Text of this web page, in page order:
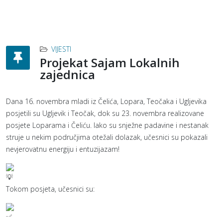
VIJESTI
Projekat Sajam Lokalnih
zajednica
Dana 16. novembra mladi iz Čelića, Lopara, Teočaka i Ugljevika
posjetili su Ugljevik i Teočak, dok su 23. novembra realizovane
posjete Loparama i Čeliću. Iako su snježne padavine i nestanak
struje u nekim područjima otežali dolazak, učesnici su pokazali
nevjerovatnu energiju i entuzijazam!
Tokom posjeta, učesnici su: